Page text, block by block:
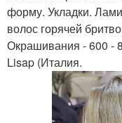
форму. Укладки.
волос горячей
Окрашивания - 600 -
Lisap (Италия.